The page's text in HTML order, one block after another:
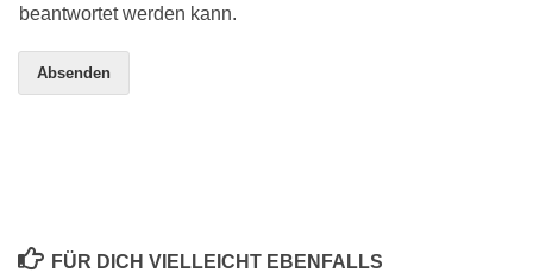
beantwortet werden kann.
Absenden
FÜR DICH VIELLEICHT EBENFALLS